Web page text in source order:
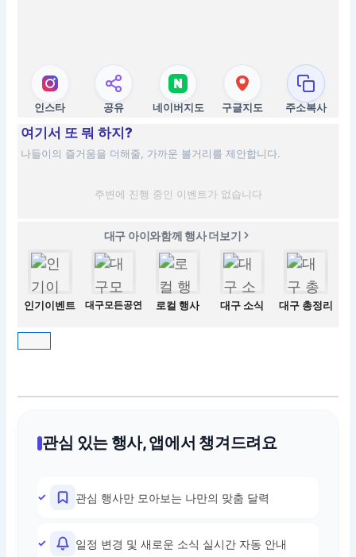
인스타 공유 네이버지도 구글지도 주소복사
여기서 또 뭐 하지?
나들이의 즐거움을 더해줄, 가까운 볼거리를 제안합니다.
주변에 진행 중인 이벤트가 없습니다
대구 아이와함께 행사 더보기
인기이벤트 대구모든공연 로컬 행사 대구 소식 대구 총정리
관심 있는 행사, 앱에서 챙겨드려요
관심 행사만 모아보는 나만의 맞춤 달력
일정 변경 및 새로운 소식 실시간 자동 안내